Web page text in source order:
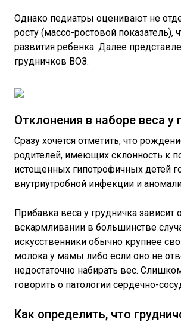
Однако педиатры оценивают не
росту (массо-ростовой показатель),
развития ребенка. Далее
грудничков ВОЗ.
Отклонения в наборе веса у
Сразу хочется отметить, что
родителей, имеющих склонность к
истощенных гипотрофичных детей
внутриутробной инфекции и
Прибавка веса у грудничка
вскармливании в большинстве
искусственники обычно крупнее
молока у мамы либо если оно не
недостаточно набирать вес.
говорить о патологии сердечно-
Как определить, что